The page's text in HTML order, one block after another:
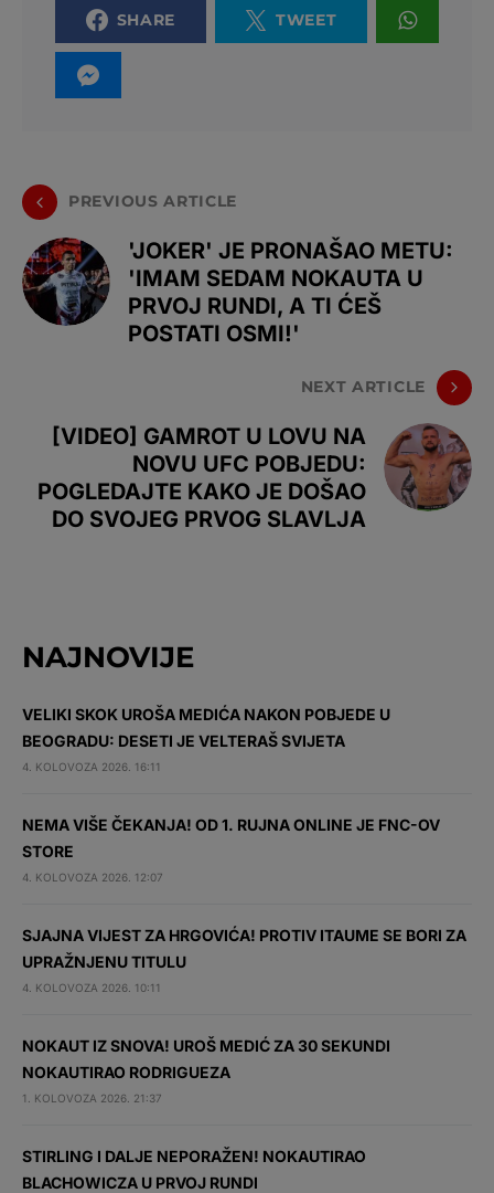
SHARE TWEET
PREVIOUS ARTICLE
'JOKER' JE PRONAŠAO METU:
'IMAM SEDAM NOKAUTA U
PRVOJ RUNDI, A TI ĆEŠ
POSTATI OSMI!'
NEXT ARTICLE
[VIDEO] GAMROT U LOVU NA
NOVU UFC POBJEDU:
POGLEDAJTE KAKO JE DOŠAO
DO SVOJEG PRVOG SLAVLJA
NAJNOVIJE
VELIKI SKOK UROŠA MEDIĆA NAKON POBJEDE U
BEOGRADU: DESETI JE VELTERAŠ SVIJETA
4. KOLOVOZA 2026. 16:11
NEMA VIŠE ČEKANJA! OD 1. RUJNA ONLINE JE FNC-OV
STORE
4. KOLOVOZA 2026. 12:07
SJAJNA VIJEST ZA HRGOVIĆA! PROTIV ITAUME SE BORI ZA
UPRAŽNJENU TITULU
4. KOLOVOZA 2026. 10:11
NOKAUT IZ SNOVA! UROŠ MEDIĆ ZA 30 SEKUNDI
NOKAUTIRAO RODRIGUEZA
1. KOLOVOZA 2026. 21:37
STIRLING I DALJE NEPORAŽEN! NOKAUTIRAO
BLACHOWICZA U PRVOJ RUNDI